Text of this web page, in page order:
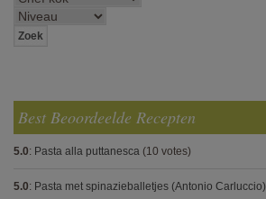
Best Beoordeelde Recepten
5.0: Pasta alla puttanesca (10 votes)
5.0: Pasta met spinazieballetjes (Antonio Carluccio)